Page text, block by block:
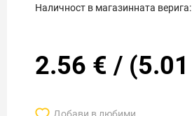
Наличност в магазинната верига:
2.56 € / (5.01